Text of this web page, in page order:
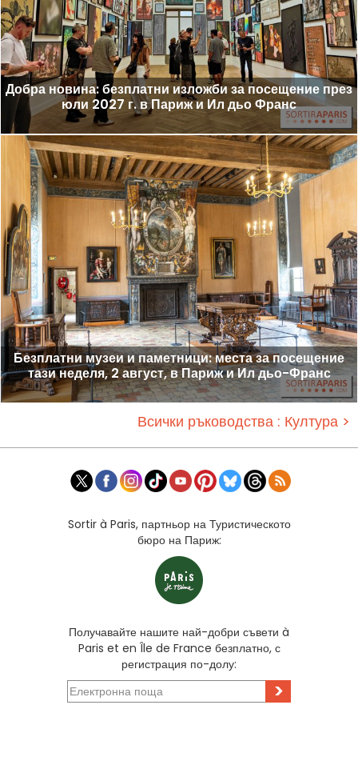
Добра новина: безплатни изложби за посещение през
юли 2027 г. в Париж и Ил дьо Франс
Безплатни музеи и паметници: места за посещение
тази неделя, 2 август, в Париж и Ил дьо-Франс
Всички ръководства : Култура >
Sortir à Paris, партньор на Туристическото
бюро на Париж:
Получавайте нашите най-добри съвети à
Paris et en Île de France безплатно, с
регистрация по-долу:
>